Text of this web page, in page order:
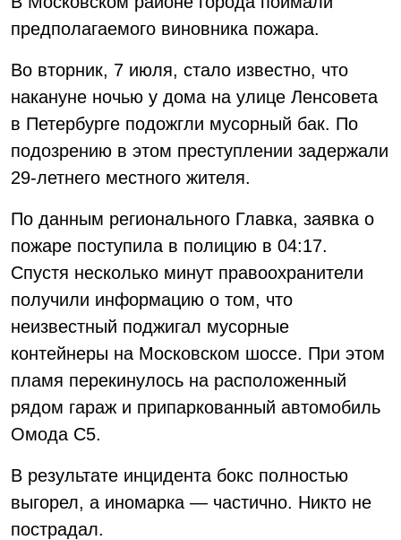
предполагаемого виновника пожара.
Во вторник, 7 июля, стало известно, что
накануне ночью у дома на улице Ленсовета
в Петербурге подожгли мусорный бак. По
подозрению в этом преступлении задержали
29-летнего местного жителя.
По данным регионального Главка, заявка о
пожаре поступила в полицию в 04:17.
Спустя несколько минут правоохранители
получили информацию о том, что
неизвестный поджигал мусорные
контейнеры на Московском шоссе. При этом
пламя перекинулось на расположенный
рядом гараж и припаркованный автомобиль
Омода С5.
В результате инцидента бокс полностью
выгорел, а иномарка — частично. Никто не
пострадал.